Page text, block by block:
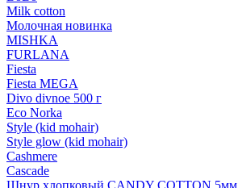
Milk cotton
Молочная новинка
MISHKA
FURLANA
Fiesta
Fiesta MEGA
Divo divnoe 500 г
Eco Norka
Style (kid mohair)
Style glow (kid mohair)
Cashmere
Cascade
Шнур хлопковый CANDY COTTON 5мм